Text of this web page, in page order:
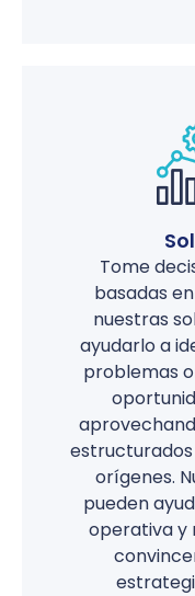
Tome
basadas
nuestras
ayudarlo a
problemas
orígenes.
pueden
operativa y